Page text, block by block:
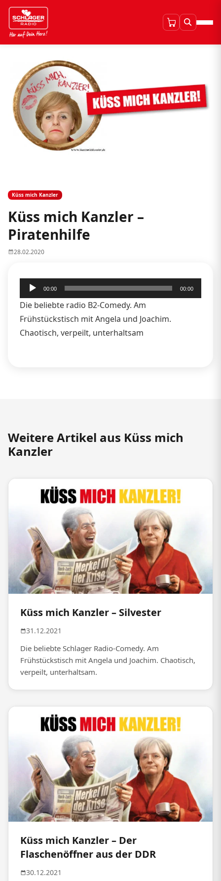
Küss mich Kanzler
Küss mich Kanzler –
Piratenhilfe
28.02.2020
Audio-
Player
00:00 00:00
Die beliebte radio B2-Comedy. Am
Frühstückstisch mit Angela und Joachim.
Chaotisch, verpeilt, unterhaltsam
Weitere Artikel aus Küss mich
Kanzler
Küss mich Kanzler – Silvester
31.12.2021
Die beliebte Schlager Radio-Comedy. Am
Frühstückstisch mit Angela und Joachim. Chaotisch,
verpeilt, unterhaltsam.
Küss mich Kanzler – Der
Flaschenöffner aus der DDR
30.12.2021